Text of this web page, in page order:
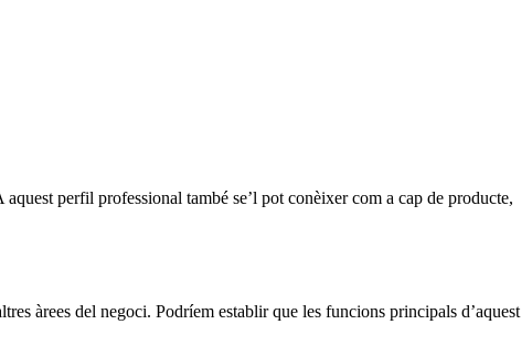
aquest perfil professional també se’l pot conèixer com a cap de producte,
àrees del negoci. Podríem establir que les funcions principals d’aquest